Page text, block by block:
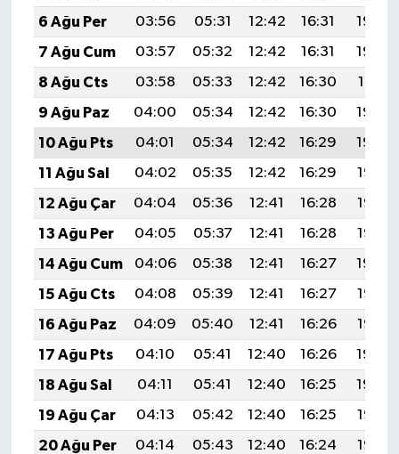
6 Ağu Per
03:56 05:31 12:42 16:31
19:44
7 Ağu Cum
03:57 05:32 12:42 16:31
19:43
8 Ağu Cts
03:58 05:33 12:42 16:30
19:41
9 Ağu Paz
04:00 05:34 12:42 16:30
19:40
10 Ağu Pts
04:01 05:34 12:42 16:29
19:39
11 Ağu Sal
04:02 05:35 12:42 16:29
19:38
12 Ağu Çar
04:04 05:36 12:41 16:28
19:37
13 Ağu Per
04:05 05:37 12:41 16:28
19:35
14 Ağu Cum
04:06 05:38 12:41 16:27
19:34
15 Ağu Cts
04:08 05:39 12:41 16:27
19:33
16 Ağu Paz
04:09 05:40 12:41 16:26
19:32
17 Ağu Pts
04:10 05:41 12:40 16:26
19:30
18 Ağu Sal
04:11 05:41 12:40 16:25
19:29
19 Ağu Çar
04:13 05:42 12:40 16:25
19:28
20 Ağu Per
04:14 05:43 12:40 16:24
19:26
Spor
Tavşanlı
Teknoloji
Türkiye
Video Galeri
Yaşam
Yemek Tarifleri